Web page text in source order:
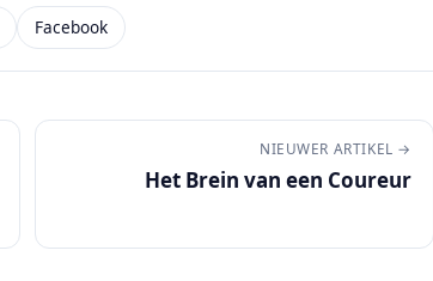
Facebook
NIEUWER ARTIKEL →
Het Brein van een Coureur